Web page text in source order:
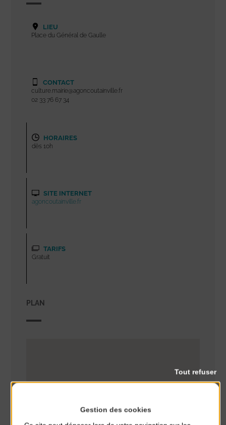
LIEU
Place du Général de Gaulle
CONTACT
culture.mairie@agoncoutainville.fr
02 33 76 67 34
HORAIRES
dès 10h
SITE INTERNET
agoncoutainville.fr
TARIFS
Gratuit
PLAN
Gestion des cookies
Tout refuser